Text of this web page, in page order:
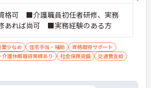
格可 ■介護職員初任者研修、実務
あれば尚可 ■実務経験のある方
業少なめ 住宅手当・補助
資格取得サポート
介護休暇取得実績あり 社会保険完備
交通費支給